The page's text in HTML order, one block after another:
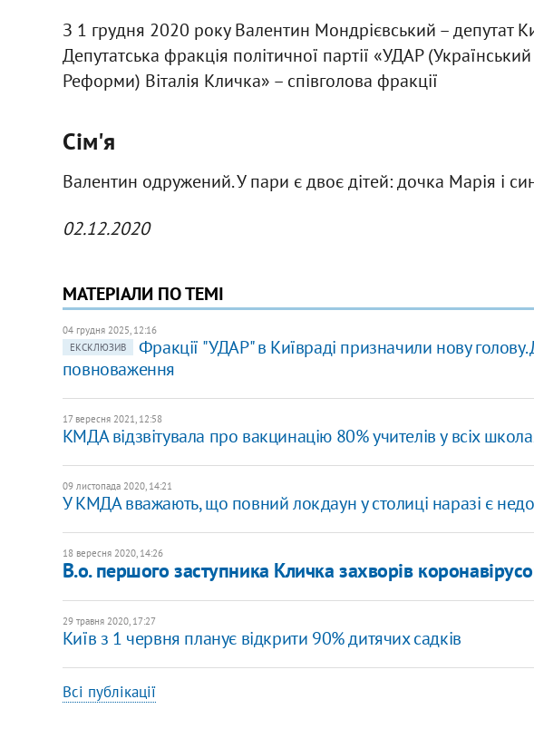
З 1 грудня 2020 року Валентин Мондрієвський – депутат
Депутатська фракція політичної партії «УДАР
Реформи) Віталія Кличка» – співголова фракції
Сім'я
Валентин одружений. У пари є двоє дітей: дочка Марія і
02.12.2020
МАТЕРІАЛИ ПО ТЕМІ
04 грудня 2025, 12:16
ЕКСКЛЮЗИВ
Фракції "УДАР" в Київраді призначили нову голову.
повноваження
17 вересня 2021, 12:58
КМДА відзвітувала про вакцинацію 80% учителів у всіх
09 листопада 2020, 14:21
У КМДА вважають, що повний локдаун у столиці наразі є
18 вересня 2020, 14:26
В.о. першого заступника Кличка захворів
29 травня 2020, 17:27
Київ з 1 червня планує відкрити 90% дитячих садків
Всі публікації